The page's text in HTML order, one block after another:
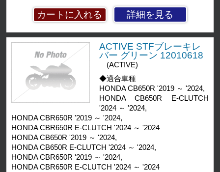
詳細を見る
ACTIVE STFブレーキレ
バー グリーン 12010618
(ACTIVE)
◆適合車種
HONDA CB650R '2019 ～ '2024,
HONDA CB650R E-CLUTCH
'2024 ～ '2024,
HONDA CBR650R '2019 ～ '2024,
HONDA CBR650R E-CLUTCH '2024 ～ '2024
HONDA CB650R '2019 ～ '2024,
HONDA CB650R E-CLUTCH '2024 ～ '2024,
HONDA CBR650R '2019 ～ '2024,
HONDA CBR650R E-CLUTCH '2024 ～ '2024